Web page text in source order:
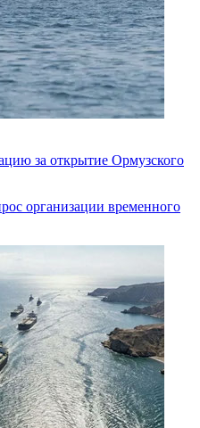
за открытие Ормузского
организации временного